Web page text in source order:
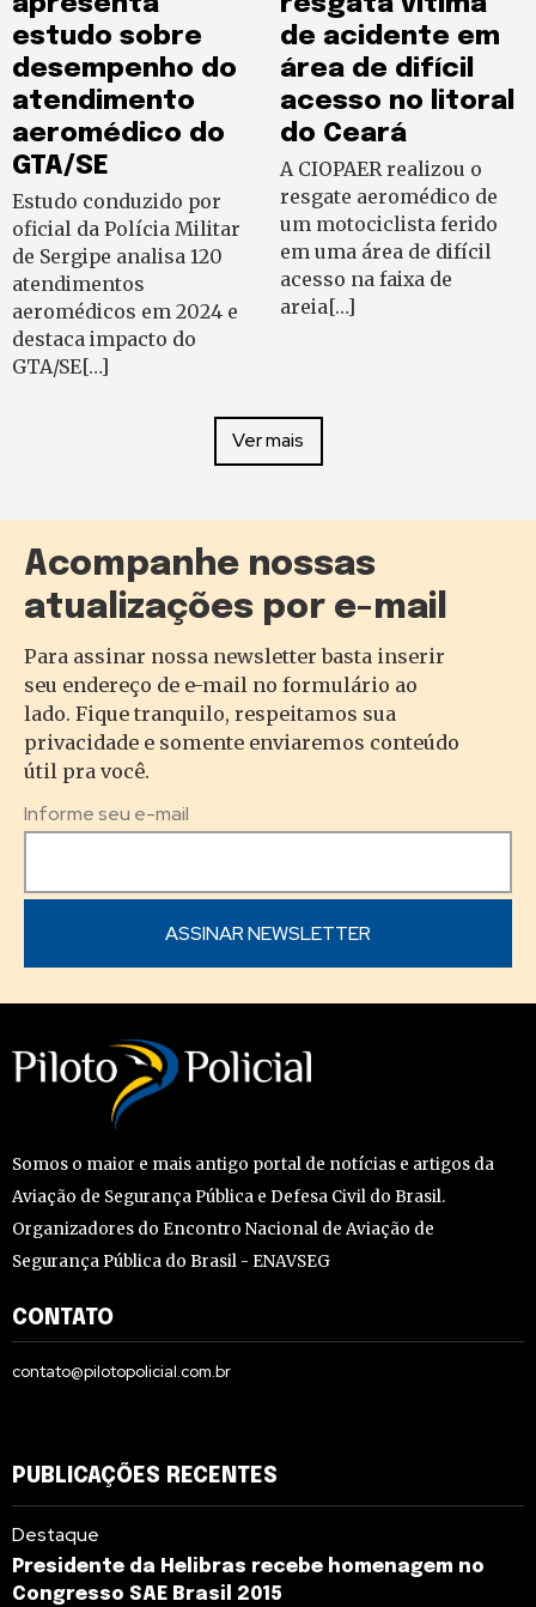
estudo sobre
desempenho do
atendimento
aeromédico do
GTA/SE
Estudo conduzido por
oficial da Polícia Militar
de Sergipe analisa 120
atendimentos
aeromédicos em 2024 e
destaca impacto do
GTA/SE[…]
de acidente em
área de difícil
acesso no litoral
do Ceará
A CIOPAER realizou o
resgate aeromédico de
um motociclista ferido
em uma área de difícil
acesso na faixa de
areia[…]
Ver mais
Acompanhe nossas
atualizações por e-mail
Para assinar nossa newsletter basta inserir
seu endereço de e-mail no formulário ao
lado. Fique tranquilo, respeitamos sua
privacidade e somente enviaremos conteúdo
útil pra você.
Informe seu e-mail
Somos o maior e mais antigo portal de notícias e artigos da
Aviação de Segurança Pública e Defesa Civil do Brasil.
Organizadores do Encontro Nacional de Aviação de
Segurança Pública do Brasil - ENAVSEG
CONTATO
contato@pilotopolicial.com.br
PUBLICAÇÕES RECENTES
Destaque
Presidente da Helibras recebe homenagem no
Congresso SAE Brasil 2015